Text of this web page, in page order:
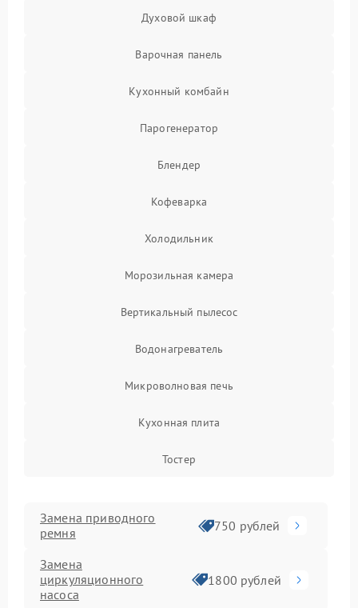
Духовой шкаф
Варочная панель
Кухонный комбайн
Парогенератор
Блендер
Кофеварка
Холодильник
Морозильная камера
Вертикальный пылесос
Водонагреватель
Микроволновая печь
Кухонная плита
Тостер
Замена приводного
ремня
750 рублей
Замена
циркуляционного
насоса
1800 рублей